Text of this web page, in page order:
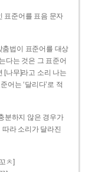
표준어를 표음 문자
춤법이 표준어를 대상
다는 것은 그 표준어
[나무]라고 소리 나는
어는 ‘달리다’로 적
분하지 않은 경우가
따라 소리가 달라진
ㅊ]